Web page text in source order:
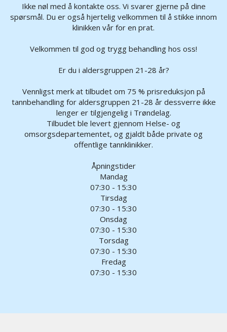
Ikke nøl med å kontakte oss. Vi svarer gjerne på dine
spørsmål. Du er også hjertelig velkommen til å stikke innom
klinikken vår for en prat.
Velkommen til god og trygg behandling hos oss!
Er du i aldersgruppen 21-28 år?
Vennligst merk at tilbudet om 75 % prisreduksjon på
tannbehandling for aldersgruppen 21-28 år dessverre ikke
lenger er tilgjengelig i Trøndelag.
Tilbudet ble levert gjennom Helse- og
omsorgsdepartementet, og gjaldt både private og
offentlige tannklinikker.
Åpningstider
Mandag
07:30 - 15:30
Tirsdag
07:30 - 15:30
Onsdag
07:30 - 15:30
Torsdag
07:30 - 15:30
Fredag
07:30 - 15:30